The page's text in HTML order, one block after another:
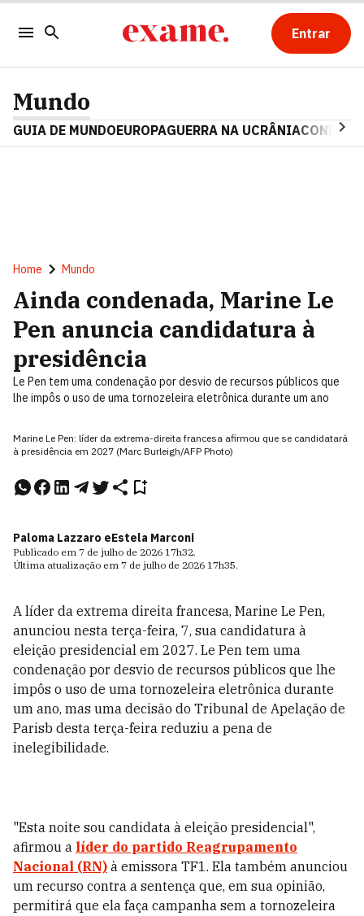
Entrar
Mundo
GUIA DE MUNDOEUROPAGUERRA NA UCRÂNIA
Home Mundo
Ainda condenada, Marine Le
Pen anuncia candidatura à
presidência
Le Pen tem uma condenação por desvio de recursos públicos que
lhe impôs o uso de uma tornozeleira eletrônica durante um ano
Marine Le Pen: líder da extrema-direita francesa afirmou que se candidatará
à presidência em 2027 (Marc Burleigh/AFP Photo)
Paloma Lazzaro eEstela Marconi
Publicado em 7 de julho de 2026 17h32.
Última atualização em 7 de julho de 2026 17h35.
A líder da extrema direita francesa, Marine Le Pen,
anunciou nesta terça-feira, 7, sua candidatura à
eleição presidencial em 2027. Le Pen tem uma
condenação por desvio de recursos públicos que lhe
impôs o uso de uma tornozeleira eletrônica durante
um ano, mas uma decisão do Tribunal de Apelação de
Parisb desta terça-feira reduziu a pena de
inelegibilidade.
"Esta noite sou candidata à eleição presidencial",
afirmou a líder do partido Reagrupamento
Nacional (RN) à emissora TF1. Ela também anunciou
um recurso contra a sentença que, em sua opinião,
permitirá que ela faça campanha sem a tornozeleira